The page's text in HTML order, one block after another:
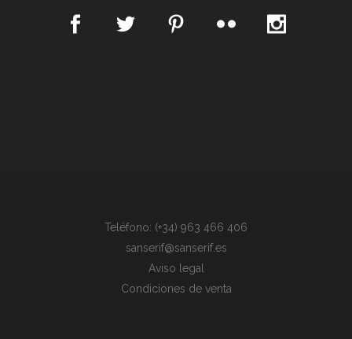
Teléfono: (+34) 963 466 406
sanserif@sanserif.es
Aviso legal
Condiciones de venta